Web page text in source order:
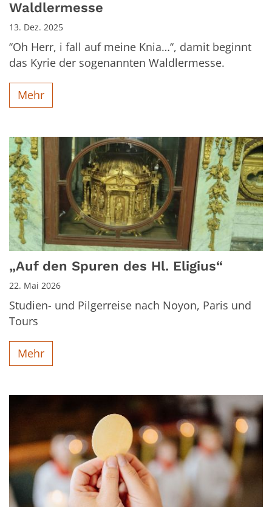
Waldlermesse
13. Dez. 2025
‘‘Oh Herr, i fall auf meine Knia…‘‘, damit beginnt
das Kyrie der sogenannten Waldlermesse.
Mehr
„Auf den Spuren des Hl. Eligius“
22. Mai 2026
Studien- und Pilgerreise nach Noyon, Paris und
Tours
Mehr